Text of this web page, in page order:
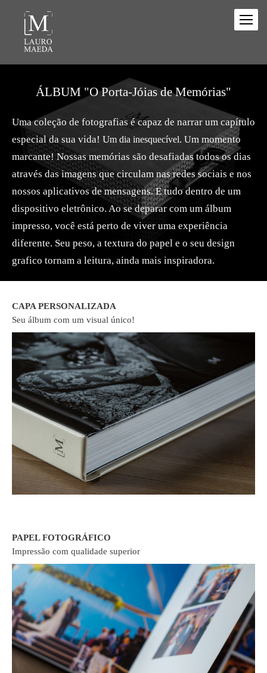
ÁLBUM "O Porta-Jóias de Memórias"
Uma coleção de fotografias é capaz de narrar um capítulo
especial da sua vida! Um dia inesquecível. Um momento
marcante! Nossas memórias são desafiadas todos os dias
através das imagens que circulam nas redes sociais e nos
nossos aplicativos de mensagens. E tudo dentro de um
dispositivo eletrônico. Ao se deparar com um álbum
impresso, você está perto de viver uma experiência
diferente. Seu peso, a textura do papel e o seu design
grafico tornam a leitura, ainda mais inspiradora.
CAPA PERSONALIZADA
Seu álbum com um visual único!
PAPEL FOTOGRÁFICO
Impressão com qualidade superior